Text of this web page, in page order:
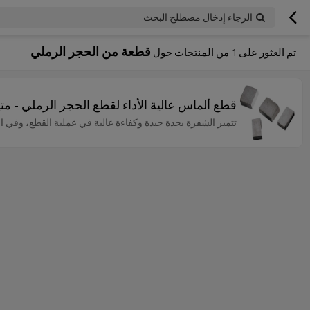
الرجاء إدخال مصطلح البحث
تم العثور على 1 من المنتجات حول قطعة من الحجر الرملي
قطع ألماس عالية الأداء لقطع الحجر الرملي -
تتميز الشفرة بحدة جيدة وكفاءة عالية في عملية القطع،